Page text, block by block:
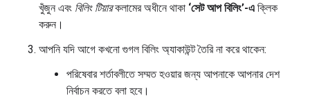
খুঁজুন এবং বিলিং টিয়ারকলামের অধীনে থাকা ‘সেট আপ বিলিং’-এ ক্লিক
করুন।
আপনি যদি আগে কখনো গুগল বিলিং অ্যাকাউন্ট তৈরি না করে থাকেন:
পরিষেবার শর্তাবলীতে সম্মত হওয়ার জন্য আপনাকে আপনার দেশ
নির্বাচন করতে বলা হবে।